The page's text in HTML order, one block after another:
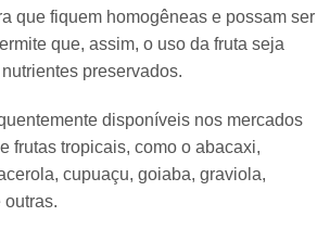
que fiquem homogêneas e possam ser
que, assim, o uso da fruta seja
preservados.
disponíveis nos mercados
frutas tropicais, como o abacaxi,
cupuaçu, goiaba, graviola,
outras.